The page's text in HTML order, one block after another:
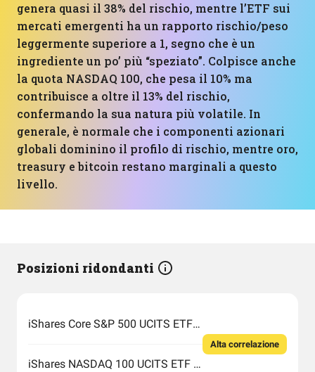
genera quasi il 38% del rischio, mentre l’ETF sui
mercati emergenti ha un rapporto rischio/peso
leggermente superiore a 1, segno che è un
ingrediente un po’ più “speziato”. Colpisce anche
la quota NASDAQ 100, che pesa il 10% ma
contribuisce a oltre il 13% del rischio,
confermando la sua natura più volatile. In
generale, è normale che i componenti azionari
globali dominino il profilo di rischio, mentre oro,
treasury e bitcoin restano marginali a questo
livello.
Posizioni ridondanti
iShares Core S&P 500 UCITS ETF USD (Acc)
iShares NASDAQ 100 UCITS ETF USD (Acc)
Alta correlazione